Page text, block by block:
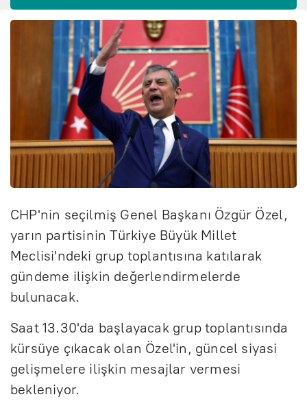
CHP'nin seçilmiş Genel Başkanı Özgür Özel,
yarın partisinin Türkiye Büyük Millet
Meclisi'ndeki grup toplantısına katılarak
gündeme ilişkin değerlendirmelerde
bulunacak.
Saat 13.30'da başlayacak grup toplantısında
kürsüye çıkacak olan Özel'in, güncel siyasi
gelişmelere ilişkin mesajlar vermesi
bekleniyor.